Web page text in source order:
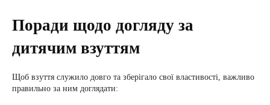
Поради щодо догляду за
дитячим взуттям
Щоб взуття служило довго та зберігало свої властивості, важливо
правильно за ним доглядати: